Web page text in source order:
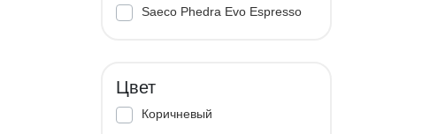
Saeco Phedra Evo Espresso
Цвет
Коричневый